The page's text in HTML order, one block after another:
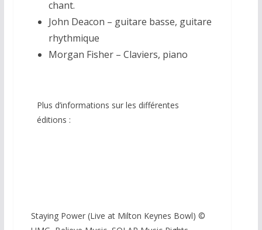
chant.
John Deacon – guitare basse, guitare
rhythmique
Morgan Fisher – Claviers, piano
Plus d’informations sur les différentes
éditions :
Staying Power (Live at Milton Keynes Bowl) ©